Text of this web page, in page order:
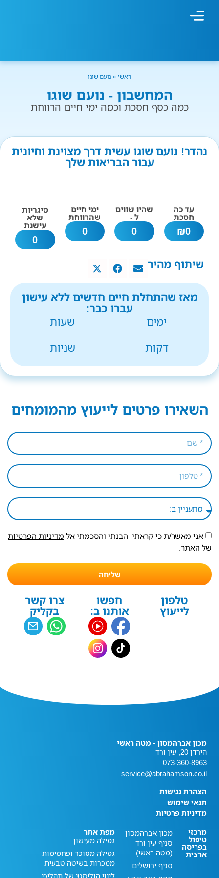
ראשי » נועם שוגו
המחשבון - נועם שוגו
כמה כסף חסכת וכמה ימי חיים הרווחת
נהדר! נועם שוגו עשית דרך מצוינת וחיונית
עבור הבריאות שלך
עד כה
חסכת
0
₪
שהיו שווים
ל -
0
ימי חיים
שהרווחת
0
סיגריות
שלא
עישנת
0
שיתוף מהיר
מאז שהתחלת חיים חדשים ללא עישון
עברו כבר:
ימים
שעות
דקות שניות
השאירו פרטים לייעוץ מהמומחים
אני מאשר/ת כי קראתי, הבנתי והסכמתי אל מדיניות הפרטיות
של האתר.
שליחה
טלפון
לייעוץ
חפשו
אותנו ב:
צרו קשר
בקליק
מכון אברהמסון - מטה ראשי
הירדן 20, עין ורד
073-360-8963
service@abrahamson.co.il
הצהרת נגישות
תנאי שימוש
מדיניות פרטיות
מרכזי
טיפול
בפריסה
ארצית
מכון אברהמסון
סניף עין ורד
(מטה ראשי)
סניף ירושלים
מפת אתר
גמילה מעישון
גמילה מסוכר ופחמימות
ממכרות בשיטה טבעית
ליווי הוליסטי של תהליכי